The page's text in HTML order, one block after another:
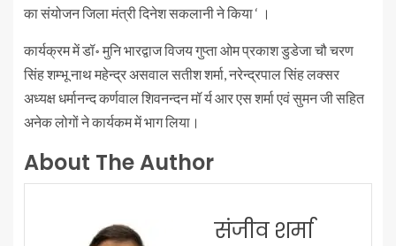
का संयोजन जिला मंत्री दिनेश सकलानी ने किया ‘ ।
कार्यक्रम में डॉ॰ मुनि भारद्वाज विजय गुप्ता ओम प्रकाश डुडेजा चौ चरण
सिंह शम्भू नाथ महेन्द्र असवाल सतीश शर्मा, नरेन्द्रपाल सिंह लक्सर
अध्यक्ष धर्मानन्द कर्णवाल शिवनन्दन मॉ र्य आर एस शर्मा एवं सुमन जी सहित
अनेक लोगों ने कार्यकम में भाग लिया।
About The Author
संजीव शर्मा